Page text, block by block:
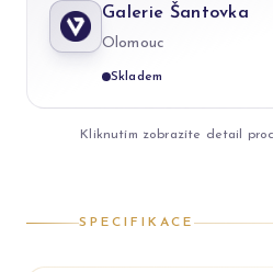
Galerie Šantovka
Olomouc
Skladem
Kliknutím zobrazíte detail
SPECIFIKACE